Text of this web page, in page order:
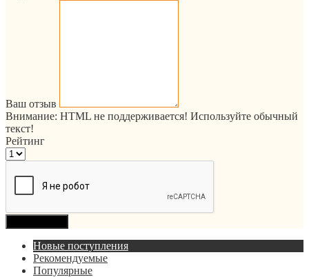
Ваш отзыв
Внимание: HTML не поддерживается! Используйте обычный
текст!
Рейтинг
Новые поступления
Рекомендуемые
Популярные